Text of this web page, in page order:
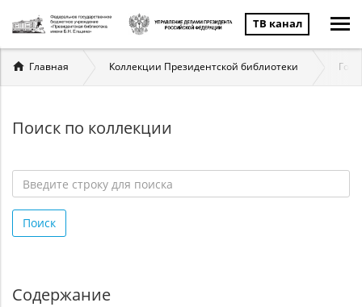
ТВ канал
Вы
здесь
Главная Коллекции Президентской библиотеки
Поиск по коллекции
строку
для
Поиск
Содержание